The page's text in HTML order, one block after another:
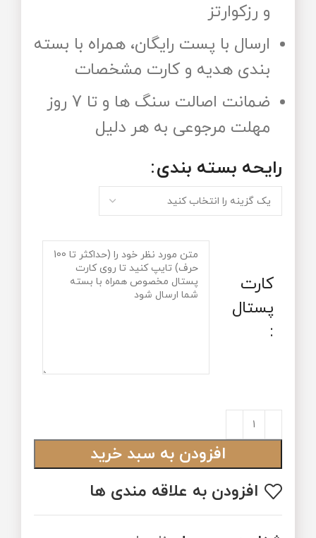
و رزکوارتز
ارسال با پست رایگان، همراه با بسته
بندی هدیه و کارت مشخصات
ضمانت اصالت سنگ ها و تا 7 روز
مهلت مرجوعی به هر دلیل
رایحه‌ بسته‌ بندی
کارت
پستال
:
افزودن به سبد خرید
افزودن به علاقه مندی ها